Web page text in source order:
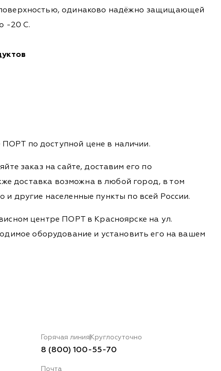
поверхностью, одинаково надёжно защищающей
-20 С.
по доступной цене в наличии.
заказ на сайте, доставим его по
доставка возможна в любой город, в том
другие населенные пункты по всей России.
центре ПОРТ в Красноярске на ул.
оборудование и установить его на вашем
Горячая линия Круглосуточно
8 (800) 100-55-70
Почта